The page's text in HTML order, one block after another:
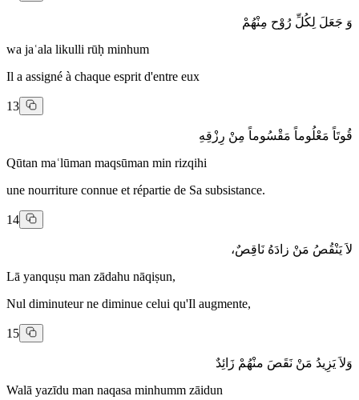
وَ جَعَلَ لِكُلِّ رُوْح مِنْهُمْ
wa jaʿala likulli rūḥ minhum
Il a assigné à chaque esprit d'entre eux
13
قُوتَاً مَعْلُوماً مَقْسُوماً مِنْ رِزْقِهِ
Qūtan maʿlūman maqsūman min rizqihi
une nourriture connue et répartie de Sa subsistance.
14
لاَ يَنْقُصُ مَنْ زادَهُ نَاقِصٌ،
Lā yanquṣu man zādahu nāqiṣun,
Nul diminuteur ne diminue celui qu'Il augmente,
15
وَلاَ يَزِيدُ مَنْ نَقَصَ منْهُمْ زَائِدٌ
Walā yazīdu man naqasa minhumm zāidun